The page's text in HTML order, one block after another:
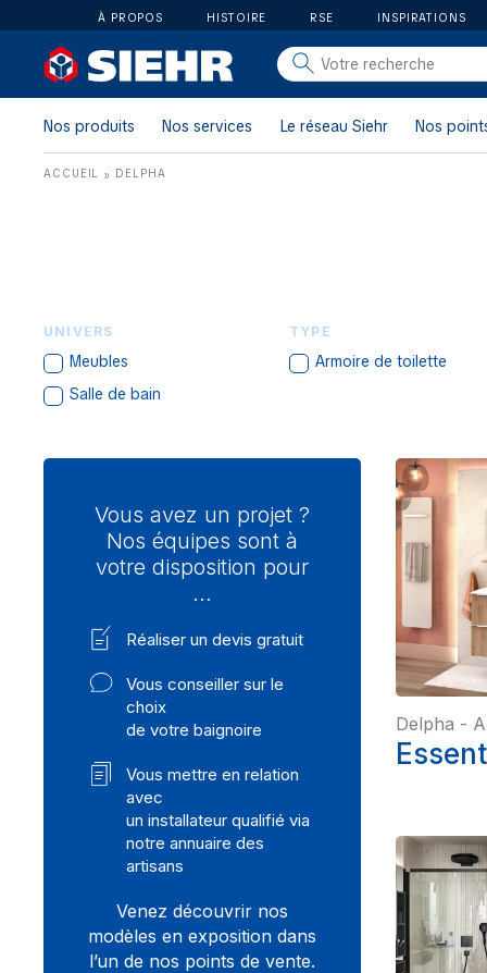
À PROPOS HISTOIRE RSE INSPIRATIONS
carrelage
outillage
Nos produits Nos services Le réseau Siehr Nos
ACCUEIL » DELPHA
UNIVERS
Meubles
Salle de bain
TYPE
Armoire de toilette
Delpha -
Vous avez un projet ?
Nos équipes sont à
votre disposition pour
…
Réaliser un devis gratuit
Vous conseiller sur le
choix
de votre baignoire
Vous mettre en relation
avec
un installateur qualifié via
notre annuaire des
artisans
Venez découvrir nos
modèles en exposition dans
l’un de nos points de vente.